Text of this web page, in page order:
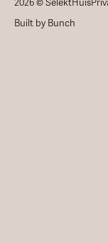
2026 © SelektHuis
Built by Bunch